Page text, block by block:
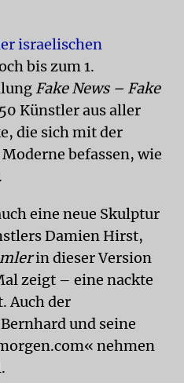
israelischen
bis zum 1.
Fake News – Fake
Künstler aus aller
die sich mit der
befassen, wie
eine neue Skulptur
Damien Hirst,
in dieser Version
zeigt – eine nackte
Auch der
und seine
nehmen